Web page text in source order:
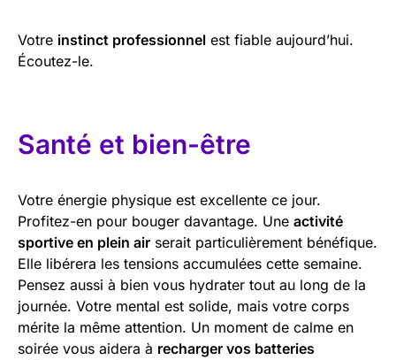
Votre instinct professionnel est fiable aujourd’hui.
Écoutez-le.
Santé et bien-être
Votre énergie physique est excellente ce jour.
Profitez-en pour bouger davantage. Une activité
sportive en plein air serait particulièrement bénéfique.
Elle libérera les tensions accumulées cette semaine.
Pensez aussi à bien vous hydrater tout au long de la
journée. Votre mental est solide, mais votre corps
mérite la même attention. Un moment de calme en
soirée vous aidera à recharger vos batteries